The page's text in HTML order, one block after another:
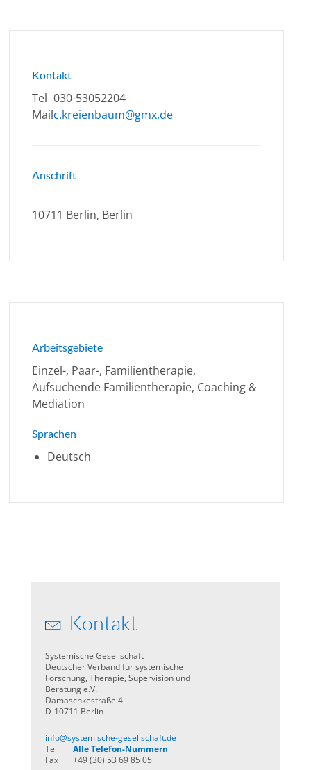
Kontakt
Tel 030-53052204
Mailc.kreienbaum@gmx.de
Anschrift
10711 Berlin, Berlin
Arbeitsgebiete
Einzel-, Paar-, Familientherapie,
Aufsuchende Familientherapie, Coaching &
Mediation
Sprachen
Deutsch
Kontakt
Systemische Gesellschaft
Deutscher Verband für systemische
Forschung, Therapie, Supervision und
Beratung e.V.
Damaschkestraße 4
D-10711 Berlin
info@systemische-gesellschaft.de
Tel
Alle Telefon-Nummern
Fax
+49 (30) 53 69 85 05